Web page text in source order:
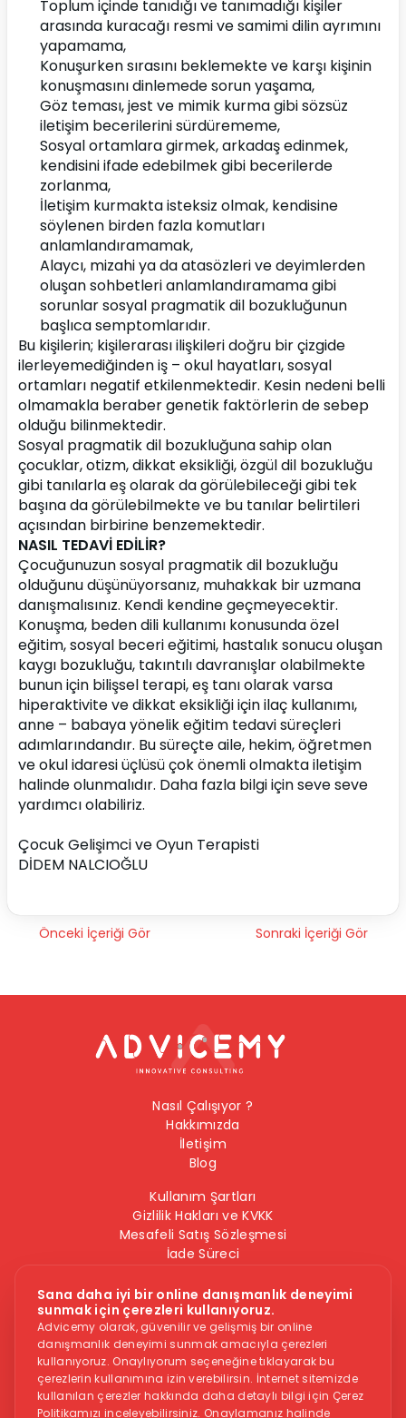
Toplum içinde tanıdığı ve tanımadığı kişiler
arasında kuracağı resmi ve samimi dilin ayrımını
yapamama,
Konuşurken sırasını beklemekte ve karşı kişinin
konuşmasını dinlemede sorun yaşama,
Göz teması, jest ve mimik kurma gibi sözsüz
iletişim becerilerini sürdürememe,
Sosyal ortamlara girmek, arkadaş edinmek,
kendisini ifade edebilmek gibi becerilerde
zorlanma,
İletişim kurmakta isteksiz olmak, kendisine
söylenen birden fazla komutları
anlamlandıramamak,
Alaycı, mizahi ya da atasözleri ve deyimlerden
oluşan sohbetleri anlamlandıramama gibi
sorunlar sosyal pragmatik dil bozukluğunun
başlıca semptomlarıdır.
Bu kişilerin; kişilerarası ilişkileri doğru bir çizgide
ilerleyemediğinden iş – okul hayatları, sosyal
ortamları negatif etkilenmektedir. Kesin nedeni belli
olmamakla beraber genetik faktörlerin de sebep
olduğu bilinmektedir.
Sosyal pragmatik dil bozukluğuna sahip olan
çocuklar, otizm, dikkat eksikliği, özgül dil bozukluğu
gibi tanılarla eş olarak da görülebileceği gibi tek
başına da görülebilmekte ve bu tanılar belirtileri
açısından birbirine benzemektedir.
NASIL TEDAVİ EDİLİR?
Çocuğunuzun sosyal pragmatik dil bozukluğu
olduğunu düşünüyorsanız, muhakkak bir uzmana
danışmalısınız. Kendi kendine geçmeyecektir.
Konuşma, beden dili kullanımı konusunda özel
eğitim, sosyal beceri eğitimi, hastalık sonucu oluşan
kaygı bozukluğu, takıntılı davranışlar olabilmekte
bunun için bilişsel terapi, eş tanı olarak varsa
hiperaktivite ve dikkat eksikliği için ilaç kullanımı,
anne – babaya yönelik eğitim tedavi süreçleri
adımlarındandır. Bu süreçte aile, hekim, öğretmen
ve okul idaresi üçlüsü çok önemli olmakta iletişim
halinde olunmalıdır. Daha fazla bilgi için seve seve
yardımcı olabiliriz.
Çocuk Gelişimci ve Oyun Terapisti
DİDEM NALCIOĞLU
Önceki İçeriği Gör Sonraki İçeriği Gör
Sana daha iyi bir online danışmanlık deneyimi
sunmak için çerezleri kullanıyoruz.
Advicemy olarak, güvenilir ve gelişmiş bir online
danışmanlık deneyimi sunmak amacıyla çerezleri
kullanıyoruz. Onaylıyorum seçeneğine tıklayarak bu
çerezlerin kullanımına izin verebilirsin. İnternet sitemizde
kullanılan çerezler hakkında daha detaylı bilgi için Çerez
Politikamızı inceleyebilirsiniz. Onaylamanız halinde
Nasıl Çalışıyor ?
Hakkımızda
İletişim
Blog
Kullanım Şartları
Gizlilik Hakları ve KVKK
Mesafeli Satış Sözleşmesi
İade Süreci
Bilgi Güvenliği Politikası
Bizi Takip Edin